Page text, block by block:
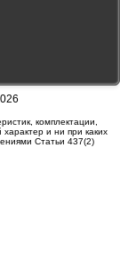
комплектации,
и ни при каких
Статьи 437(2)